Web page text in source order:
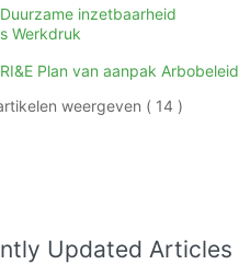
inzetbaarheid
Werkdruk
Plan van aanpak Arbobeleid
weergeven ( 14 )
Updated Articles